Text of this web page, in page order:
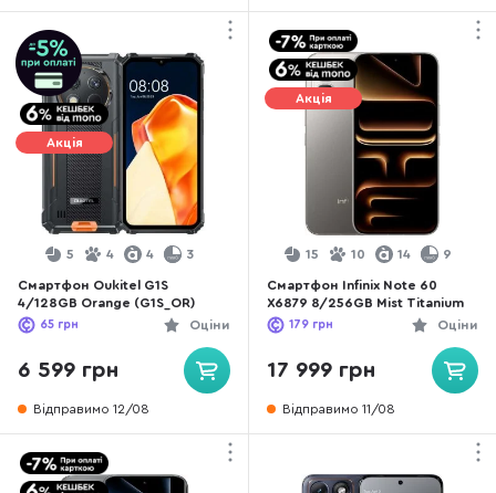
Акція
5 4 4 3
Смартфон Oukitel G1S
4/128GB Orange (G1S_OR)
Оціни
65 грн
6 599 грн
Відправимо 12/08
Акція
15 10 14 9
Смартфон Infinix Note 60
X6879 8/256GB Mist Titanium
Оціни
179 грн
17 999 грн
Відправимо 11/08